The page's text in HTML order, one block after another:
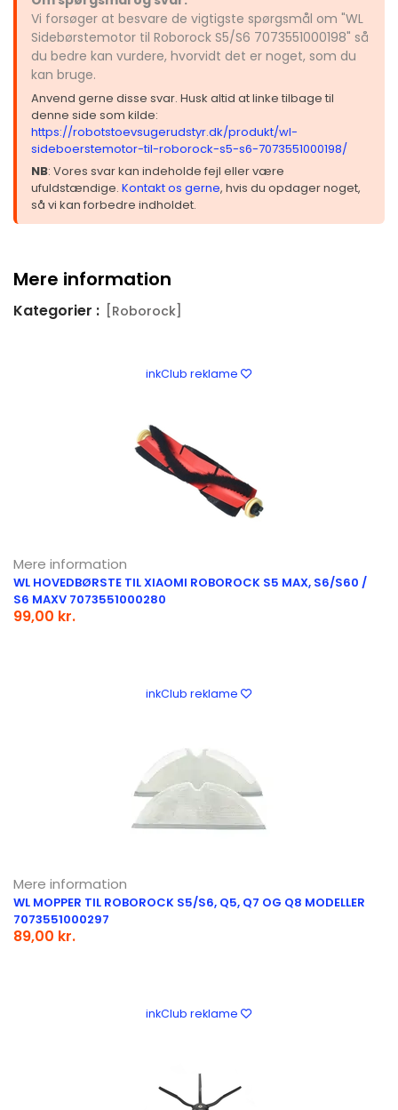
Vi forsøger at besvare de vigtigste spørgsmål om "WL
Sidebørstemotor til Roborock S5/S6 7073551000198" så
du bedre kan vurdere, hvorvidt det er noget, som du
kan bruge.
Anvend gerne disse svar. Husk altid at linke tilbage til
denne side som kilde:
https://robotstoevsugerudstyr.dk/produkt/wl-
sideboerstemotor-til-roborock-s5-s6-7073551000198/
NB: Vores svar kan indeholde fejl eller være
ufuldstændige. Kontakt os gerne, hvis du opdager noget,
så vi kan forbedre indholdet.
Mere information
Kategorier : [Roborock]
inkClub reklame
Mere information
WL HOVEDBØRSTE TIL XIAOMI ROBOROCK S5 MAX, S6/S60 /
S6 MAXV 7073551000280
99,00 kr.
inkClub reklame
Mere information
WL MOPPER TIL ROBOROCK S5/S6, Q5, Q7 OG Q8 MODELLER
7073551000297
89,00 kr.
inkClub reklame